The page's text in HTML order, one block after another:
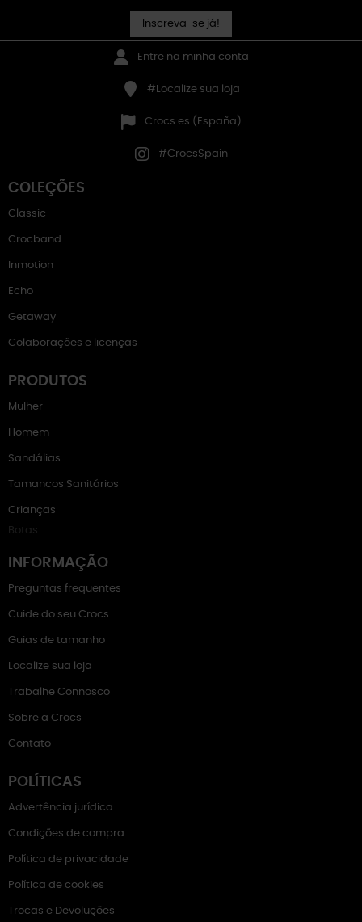
Inscreva-se já!
Entre na minha conta
#Localize sua loja
Crocs.es (España)
#CrocsSpain
COLEÇÕES
Classic
Crocband
Inmotion
Echo
Getaway
Colaborações e licenças
PRODUTOS
Mulher
Homem
Sandálias
Tamancos Sanitários
Crianças
Botas
INFORMAÇÃO
Preguntas frequentes
Cuide do seu Crocs
Guias de tamanho
Localize sua loja
Trabalhe Connosco
Sobre a Crocs
Contato
POLÍTICAS
Advertência jurídica
Condições de compra
Política de privacidade
Política de cookies
Trocas e Devoluções